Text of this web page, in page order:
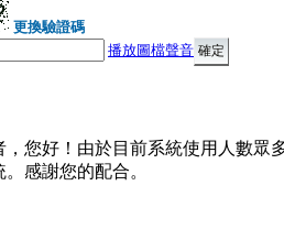
更換驗證碼
播放圖檔聲音
，您好！由於目前系統使用人數眾
感謝您的配合。